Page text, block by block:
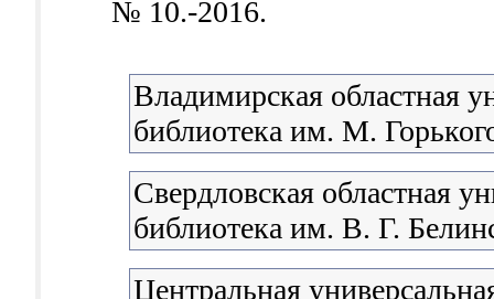
№ 10.-2016.
Владимирская областная
библиотека им. М.
Свердловская областная
библиотека им. В. Г.
Центральная